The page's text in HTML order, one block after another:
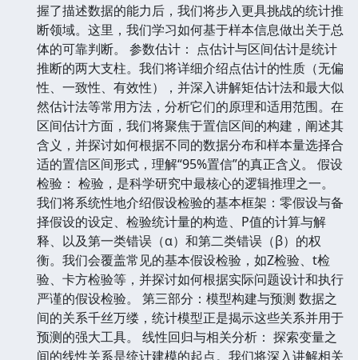
握了描述数据的能力后，我们将步入更具挑战的统计推
断领域。这里，我们学习如何基于样本信息做出关于总
体的可靠判断。 参数估计： 点估计与区间估计是统计
推断的两大支柱。我们将详细介绍点估计的性质（无偏
性、一致性、有效性），并深入讲解矩估计法和最大似
然估计法等常用方法，分析它们的原理和适用范围。在
区间估计方面，我们将聚焦于置信区间的构建，阐述其
含义，并探讨如何根据不同的数据分布和样本量选择合
适的置信区间形式，理解“95%置信”的真正含义。 假设
检验： 检验，是科学研究中最核心的逻辑推理之一。
我们将系统性地介绍假设检验的基本框架：零假设与备
择假设的设定、检验统计量的构造、P值的计算与解
释、以及第一类错误（α）和第二类错误（β）的权
衡。我们会覆盖常见的基本假设检验，如Z检验、t检
验、卡方检验等，并探讨如何根据实际问题设计和执行
严谨的假设检验。 第三部分：模型构建与预测 数据之
间的关系千丝万缕，统计模型正是揭示这些关系并用于
预测的强大工具。 线性回归与相关分析： 探索变量之
间的线性关系是统计建模的起点。我们将深入讲解相关